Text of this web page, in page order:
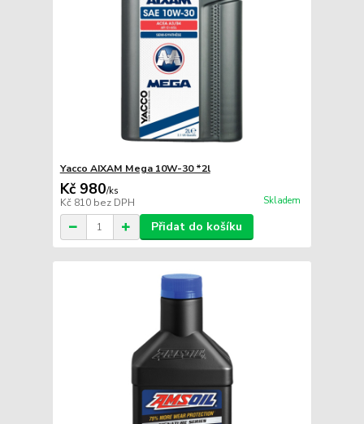
Yacco AIXAM Mega 10W-30 *2l
Kč 980/ks
Kč 810 bez DPH Skladem
Přidat do košíku